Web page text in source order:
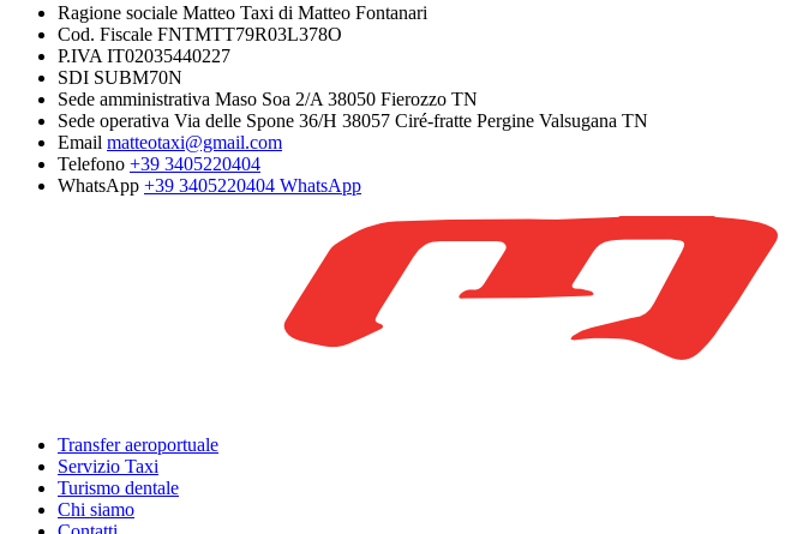
Ragione sociale Matteo Taxi di Matteo Fontanari
Cod. Fiscale FNTMTT79R03L378O
P.IVA IT02035440227
SDI SUBM70N
Sede amministrativa Maso Soa 2/A 38050 Fierozzo TN
Sede operativa Via delle Spone 36/H 38057 Ciré-fratte Pergine Valsugana TN
Email matteotaxi@gmail.com
Telefono +39 3405220404
WhatsApp +39 3405220404 WhatsApp
Transfer aeroportuale
Servizio Taxi
Turismo dentale
Chi siamo